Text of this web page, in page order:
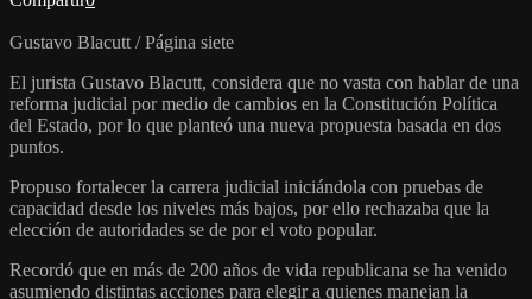
Gustavo Blacutt / Página siete
El jurista Gustavo Blacutt, considera que no vasta con hablar de una
reforma judicial por medio de cambios en la Constitución Política
del Estado, por lo que planteó una nueva propuesta basada en dos
puntos.
Propuso fortalecer la carrera judicial iniciándola con pruebas de
capacidad desde los niveles más bajos, por ello rechazaba que la
elección de autoridades se de por el voto popular.
Recordó que en más de 200 años de vida republicana se ha venido
asumiendo distintas acciones para elegir a quienes manejan la